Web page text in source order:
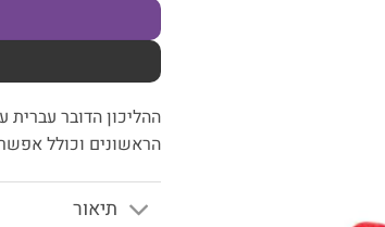
ההליכון הדובר
הראשונים וכולל
תיאור